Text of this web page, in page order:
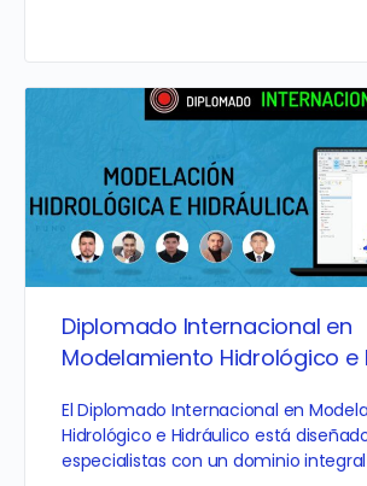
Diplomado Internacional en
Modelamiento Hidrológico e
El Diplomado Internacional en
Hidrológico e Hidráulico está
especialistas con un dominio